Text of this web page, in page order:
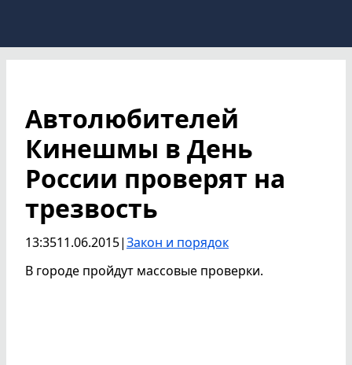
Автолюбителей
Кинешмы в День
России проверят на
трезвость
13:3511.06.2015|Закон и порядок
В городе пройдут массовые проверки.